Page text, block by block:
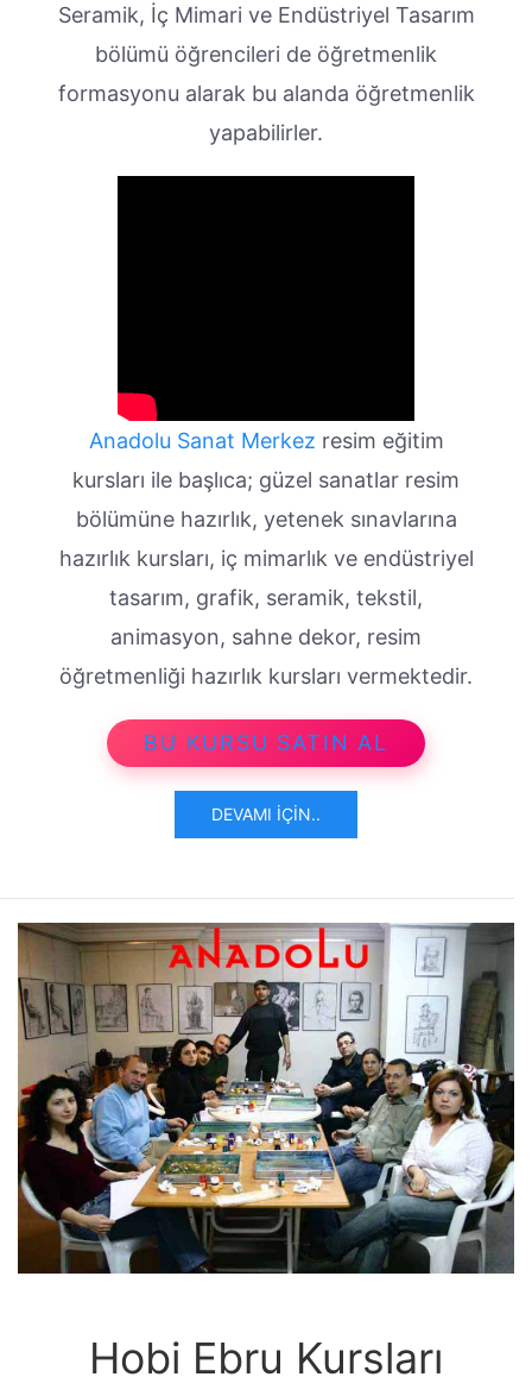
Seramik, İç Mimari ve Endüstriyel Tasarım
bölümü öğrencileri de öğretmenlik
formasyonu alarak bu alanda öğretmenlik
yapabilirler.
Anadolu Sanat Merkez resim eğitim
kursları ile başlıca; güzel sanatlar resim
bölümüne hazırlık, yetenek sınavlarına
hazırlık kursları, iç mimarlık ve endüstriyel
tasarım, grafik, seramik, tekstil,
animasyon, sahne dekor, resim
öğretmenliği hazırlık kursları vermektedir.
BU KURSU SATIN AL
DEVAMI İÇIN..
Hobi Ebru Kursları